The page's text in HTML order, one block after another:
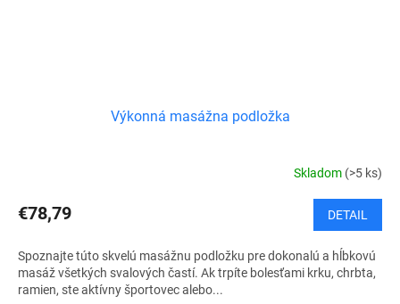
Výkonná masážna podložka
Skladom (>5 ks)
€78,79 DETAIL
Spoznajte túto skvelú masážnu podložku pre dokonalú a hĺbkovú
masáž všetkých svalových častí. Ak trpíte bolesťami krku, chrbta,
ramien, ste aktívny športovec alebo...